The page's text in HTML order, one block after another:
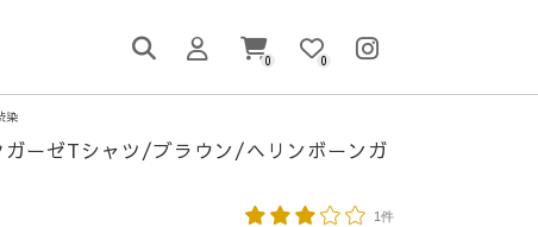
0 0
染
ガーゼTシャツ/ブラウン/ヘリンボーンガ
1件